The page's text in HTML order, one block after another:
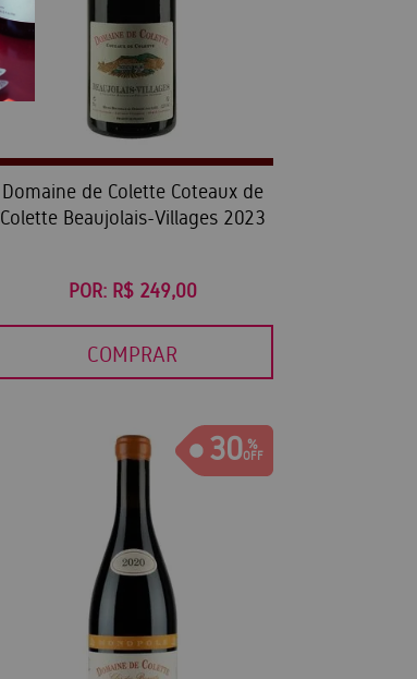
Domaine de Colette Coteaux de
Colette Beaujolais-Villages 2023
POR: R$ 249,00
COMPRAR
30